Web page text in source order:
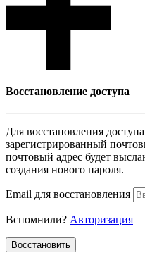
Восcтановление доступа
Для восcтановления
зарегистрированный
почтовый адрес будет
создания нового пароля.
Email для восcтановления
Вспомнили? Авторизация
Воcстановить